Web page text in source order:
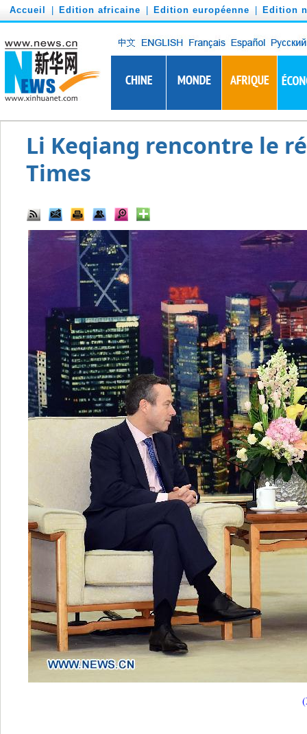
Accueil Edition africaine Edition européenne Edition
Li Keqiang rencontre le
Times